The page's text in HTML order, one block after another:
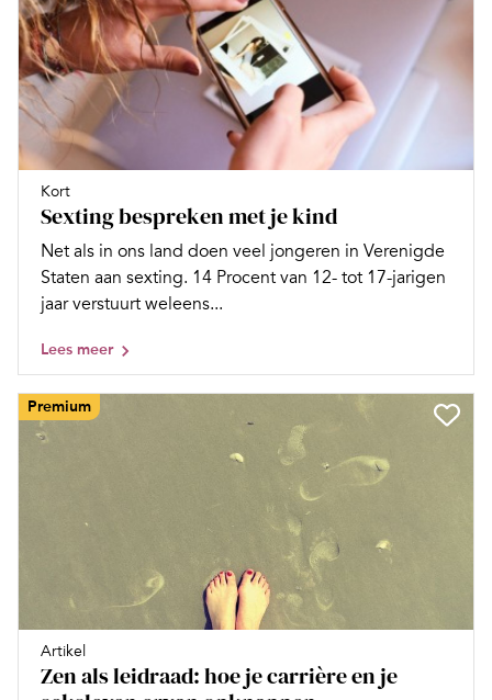
Kort
Sexting bespreken met je kind
Net als in ons land doen veel jongeren in Verenigde
Staten aan sexting. 14 Procent van 12- tot 17-jarigen
jaar verstuurt weleens...
Lees meer
Premium
Artikel
Zen als leidraad: hoe je carrière en je